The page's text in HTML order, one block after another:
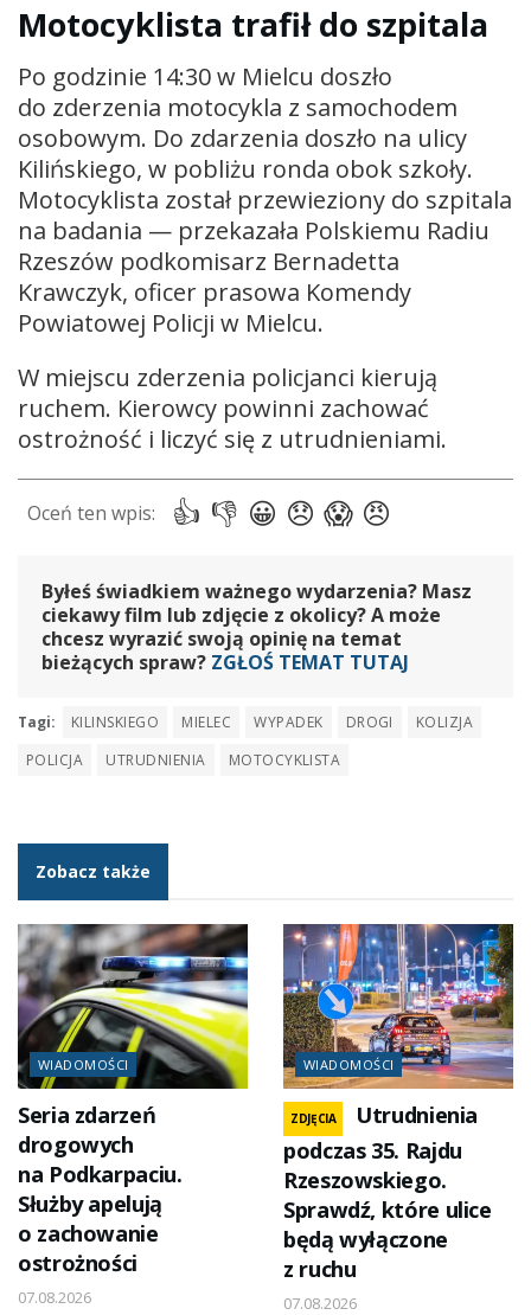
Motocyklista trafił do szpitala
Po godzinie 14:30 w Mielcu doszło
do zderzenia motocykla z samochodem
osobowym. Do zdarzenia doszło na ulicy
Kilińskiego, w pobliżu ronda obok szkoły.
Motocyklista został przewieziony do szpitala
na badania — przekazała Polskiemu Radiu
Rzeszów podkomisarz Bernadetta
Krawczyk, oficer prasowa Komendy
Powiatowej Policji w Mielcu.
W miejscu zderzenia policjanci kierują
ruchem. Kierowcy powinni zachować
ostrożność i liczyć się z utrudnieniami.
Byłeś świadkiem ważnego wydarzenia? Masz
ciekawy film lub zdjęcie z okolicy? A może
chcesz wyrazić swoją opinię na temat
bieżących spraw? ZGŁOŚ TEMAT TUTAJ
Tagi: KILINSKIEGO MIELEC WYPADEK DROGI
KOLIZJA
POLICJA
UTRUDNIENIA MOTOCYKLISTA
Zobacz także
WIADOMOŚCI
Seria zdarzeń
drogowych
na Podkarpaciu.
Służby apelują
o zachowanie
ostrożności
07.08.2026
WIADOMOŚCI
ZDJĘCIA
Utrudnienia
podczas 35. Rajdu
Rzeszowskiego.
Sprawdź, które ulice
będą wyłączone
z ruchu
07.08.2026